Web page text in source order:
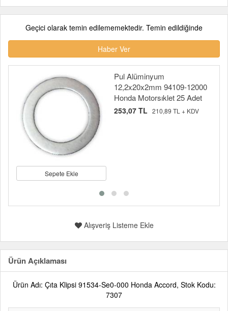
Geçici olarak temin edilememektedir. Temin edildiğinde
Haber Ver
Sepete Ekle
Pul Alüminyum
12,2x20x2mm 94109-12000
Honda Motorsıklet 25 Adet
253,07 TL 210,89 TL + KDV
Alışveriş Listeme Ekle
Ürün Açıklaması
Ürün Adı: Çıta Klipsi 91534-Se0-000 Honda Accord, Stok Kodu:
7307